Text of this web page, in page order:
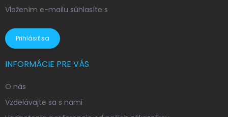
Vložením e-mailu súhlasíte s
Prihlásiť sa
INFORMÁCIE PRE VÁS
O nás
Vzdelávajte sa s nami